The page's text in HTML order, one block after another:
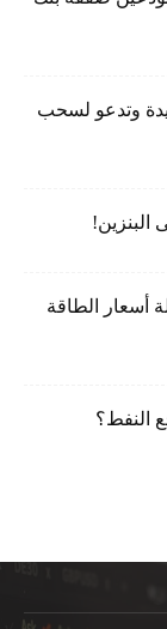
وتدعو لسحب
أسعار الطاقة
النفط؟